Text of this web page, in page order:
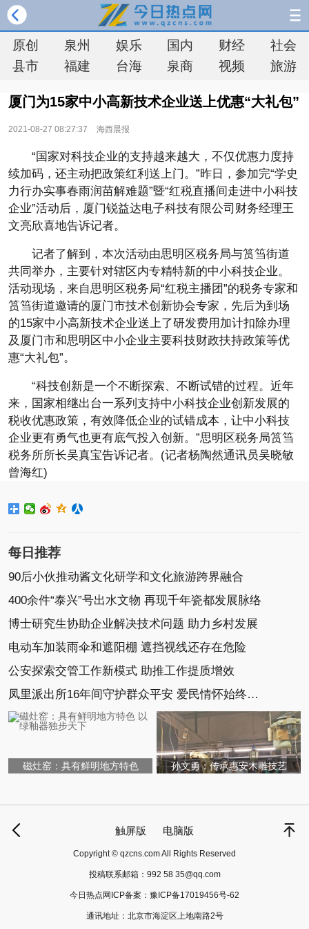
原创 泉州 娱乐 国内 财经
社会
县市
福建 台海 泉商 视频 旅游
厦门为15家中小高新技术企业送上优惠“大礼包”
2021-08-27 08:27:37 海西晨报
“国家对科技企业的支持越来越大，不仅优惠力度持
续加码，还主动把政策红利送上门。”昨日，参加完“学史
力行办实事春雨润苗解难题”暨“红税直播间走进中小科技
企业”活动后，厦门锐益达电子科技有限公司财务经理王
文亮欣喜地告诉记者。
记者了解到，本次活动由思明区税务局与筼筜街道
共同举办，主要针对辖区内专精特新的中小科技企业。
活动现场，来自思明区税务局“红税主播团”的税务专家和
筼筜街道邀请的厦门市技术创新协会专家，先后为到场
的15家中小高新技术企业送上了研发费用加计扣除办理
及厦门市和思明区中小企业主要科技财政扶持政策等优
惠“大礼包”。
“科技创新是一个不断探索、不断试错的过程。近年
来，国家相继出台一系列支持中小科技企业创新发展的
税收优惠政策，有效降低企业的试错成本，让中小科技
企业更有勇气也更有底气投入创新。”思明区税务局筼筜
税务所所长吴真宝告诉记者。(记者杨陶然通讯员吴晓敏
曾海红)
每日推荐
90后小伙推动酱文化研学和文化旅游跨界融合
400余件“泰兴”号出水文物 再现千年瓷都发展脉络
博士研究生协助企业解决技术问题 助力乡村发展
电动车加装雨伞和遮阳棚 遮挡视线还存在危险
公安探索交管工作新模式 助推工作提质增效
凤里派出所16年间守护群众平安 爱民情怀始终未变
磁灶窑：具有鲜明地方特色 孙文勇：传承惠安木雕技艺
触屏版 电脑版
Copyright © qzcns.com All Rights Reserved
投稿联系邮箱： 992 58 35@qq.com
今日热点网ICP备案： 豫ICP备17019456号-62
通讯地址：北京市海淀区上地南路2号